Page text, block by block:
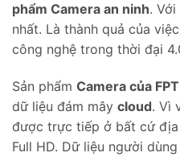
phẩm Camera an ninh.
nhất. Là thành quả của
công nghệ trong thời đại
Sản phẩm Camera của FPT
dữ liệu đám mây cloud. Vì
được trực tiếp ở bất cứ
Full HD. Dữ liệu người